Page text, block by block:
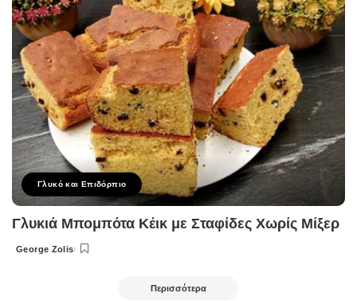
Γλυκό και Επιδόρπιο
Γλυκιά Μπομπότα Κέικ με Σταφίδες Χωρίς Μίξερ
Posted
George Zolis
Περισσότερα